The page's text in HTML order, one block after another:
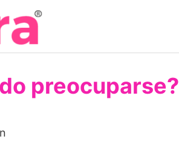
preocuparse?